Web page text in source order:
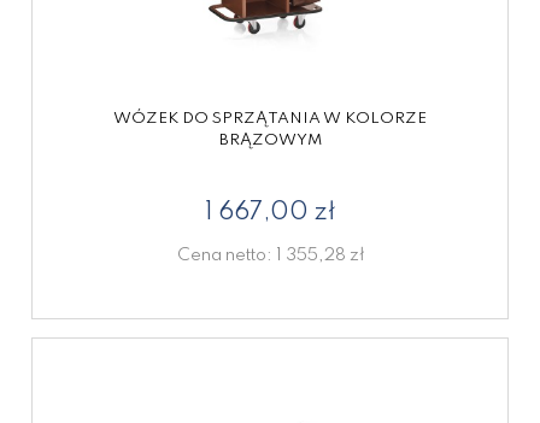
WÓZEK DO SPRZĄTANIA W KOLORZE
BRĄZOWYM
1 667,00 zł
Cena netto: 1 355,28 zł